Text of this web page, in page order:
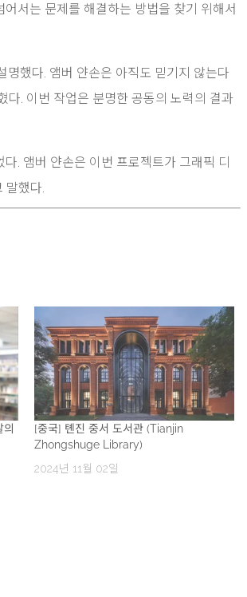
서는 문제를 해결하는 방법을 찾기 위해서
명했다. 앰버 얀손은 아직도 믿기지 않는다
다. 이번 작업은 분명한 공동의 노력의 결과
. 앰버 얀손은 이번 프로젝트가 그래픽 디
말했다.
[중국] 톈진 중서 도서관 (Tianjin
Zhongshuge Library)
2024년 11월 02일